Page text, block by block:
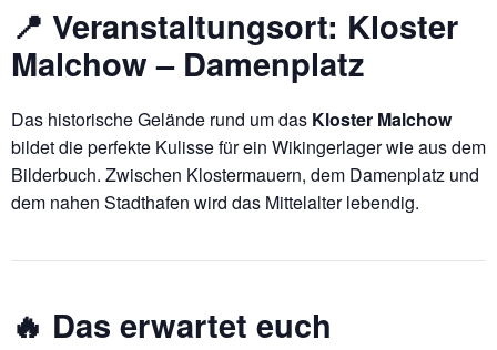
📍 Veranstaltungsort: Kloster
Malchow – Damenplatz
Das historische Gelände rund um das Kloster Malchow
bildet die perfekte Kulisse für ein Wikingerlager wie aus dem
Bilderbuch. Zwischen Klostermauern, dem Damenplatz und
dem nahen Stadthafen wird das Mittelalter lebendig.
🔥 Das erwartet euch